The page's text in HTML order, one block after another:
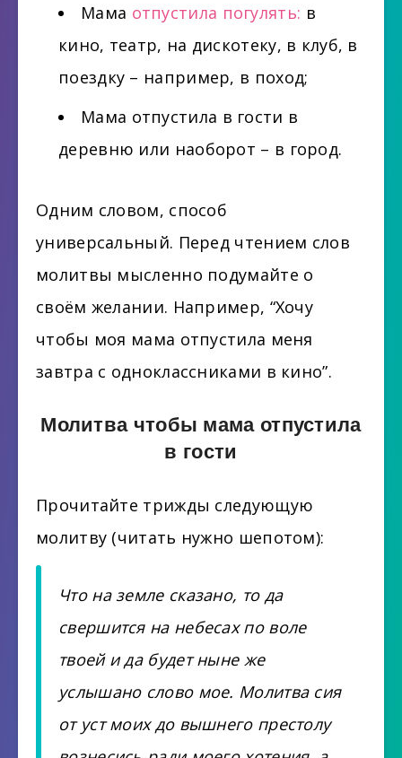
Мама отпустила погулять: в
кино, театр, на дискотеку, в клуб, в
поездку – например, в поход;
Мама отпустила в гости в
деревню или наоборот – в город.
Одним словом, способ
универсальный. Перед чтением слов
молитвы мысленно подумайте о
своём желании. Например, “Хочу
чтобы моя мама отпустила меня
завтра с одноклассниками в кино”.
Молитва чтобы мама отпустила
в гости
Прочитайте трижды следующую
молитву (читать нужно шепотом):
Что на земле сказано, то да
свершится на небесах по воле
твоей и да будет ныне же
услышано слово мое. Молитва сия
от уст моих до вышнего престолу